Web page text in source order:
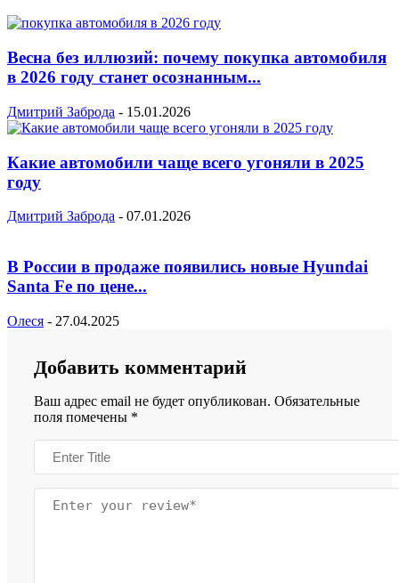
Весна без иллюзий: почему покупка автомобиля
в 2026 году станет осознанным...
Дмитрий Заброда - 15.01.2026
Какие автомобили чаще всего угоняли в 2025
году
Дмитрий Заброда - 07.01.2026
В России в продаже появились новые Hyundai
Santa Fe по цене...
Олеся - 27.04.2025
Добавить комментарий
Ваш адрес email не будет опубликован. Обязательные
поля помечены *